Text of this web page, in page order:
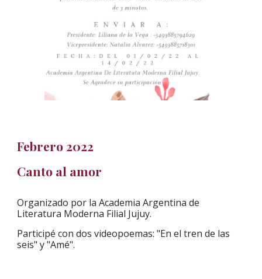
Febrero 2022
Canto al amor
Organizado por la Academia Argentina de
Literatura Moderna Filial Jujuy.
Participé con dos videopoemas: "En el tren de las
seis" y "Amé".